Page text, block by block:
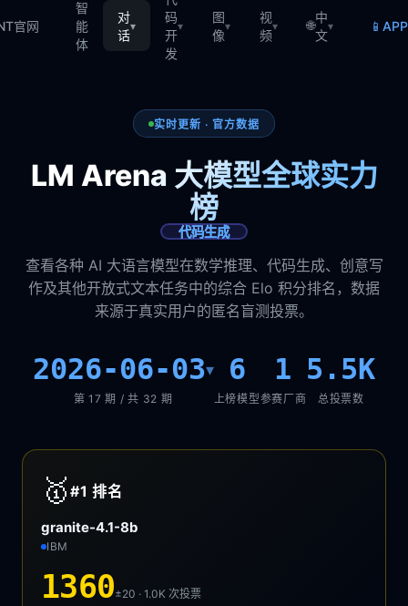
官网
智
能
体
对
话
▾
码
开
发
▾
图
像
▾
视
频
▾ 🌐
中
文
▾ 📱
实时更新 · 官方数据
LM Arena 大模型全球实力
榜
代码生成
查看各种 AI 大语言模型在数学推理、代码生成、创意写
作及其他开放式文本任务中的综合 Elo 积分排名，数据
来源于真实用户的匿名盲测投票。
2026-06-03▾
第 17 期 / 共 32 期
6
上榜模型
1
参赛厂商
5.5K
总投票数
🥇 #1排名
granite-4.1-8b
IBM
1360±20 · 1.0K次投票